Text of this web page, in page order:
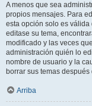
A menos que sea
propios mensajes. Para
esta opción solo es
editase su tema,
modificado y las veces
administración quién lo
nombre de usuario y la
borrar sus temas
Arriba